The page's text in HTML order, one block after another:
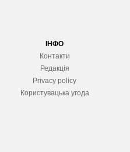
ІНФО
Контакти
Редакція
Privacy policy
Користувацька угода